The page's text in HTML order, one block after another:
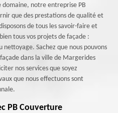
domaine, notre entreprise PB
que des prestations de qualité et
de tous les savoir-faire et
tous vos projets de façade :
Sachez que nous pouvons
dans la ville de Margerides
nos services que soyez
que nous effectuons sont
PB Couverture